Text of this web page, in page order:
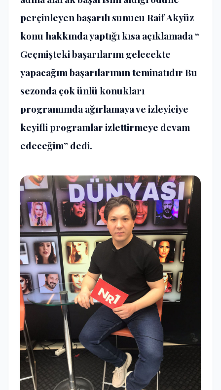
perçinleyen başarılı sunucu Raif Akyüz
konu hakkında yaptığı kısa açıklamada “
Geçmişteki başarılarım gelecekte
yapacağım başarılarımın teminatıdır Bu
sezonda çok ünlü konukları
programımda ağırlamaya ve izleyiciye
keyifli programlar izlettirmeye devam
edeceğim” dedi.